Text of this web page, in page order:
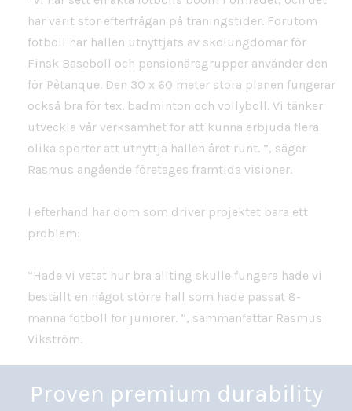
har varit stor efterfrågan på träningstider. Förutom
fotboll har hallen utnyttjats av skolungdomar för
Finsk Baseboll och pensionärsgrupper använder den
för Pètanque. Den 30 x 60 meter stora planen fungerar
också bra för tex. badminton och vollyboll. Vi tänker
utveckla vår verksamhet för att kunna erbjuda flera
olika sporter att utnyttja hallen året runt. ”, säger
Rasmus angående företages framtida visioner.
I efterhand har dom som driver projektet bara ett
problem:
“Hade vi vetat hur bra allting skulle fungera hade vi
beställt en något större hall som hade passat 8-
manna fotboll för juniorer. ”, sammanfattar Rasmus
Vikström.
Proven premium durability